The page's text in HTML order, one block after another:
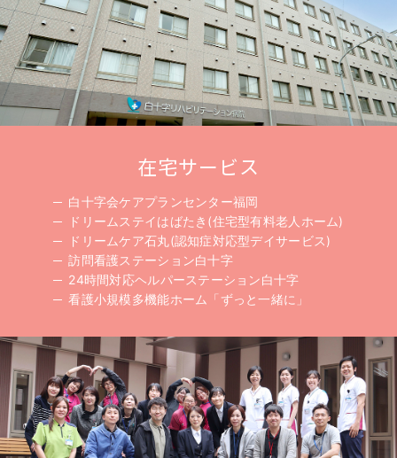
在宅サービス
白十字会ケアプランセンター福岡
ドリームステイはばたき(住宅型有料老人ホーム)
ドリームケア石丸(認知症対応型デイサービス)
訪問看護ステーション白十字
24時間対応ヘルパーステーション白十字
看護小規模多機能ホーム「ずっと一緒に」